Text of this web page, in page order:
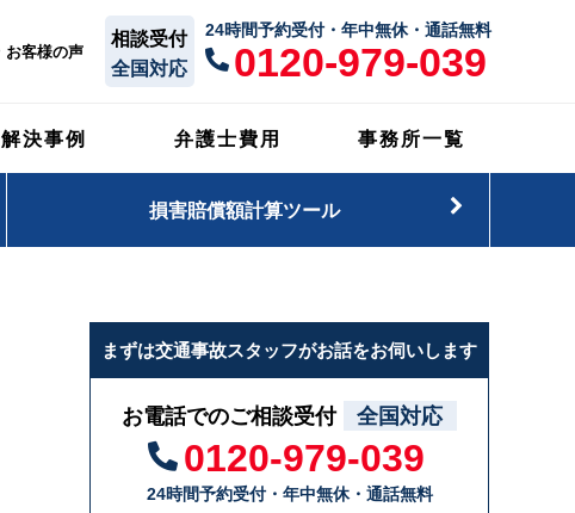
お客様の声
相談受付
全国対応
24時間予約受付・年中無休・通話無料
0120-979-039
解決事例 弁護士費用 事務所一覧
損害賠償額計算ツール
まずは交通事故スタッフがお話をお伺いします
お電話でのご相談受付 全国対応
0120-979-039
24時間予約受付・年中無休・通話無料